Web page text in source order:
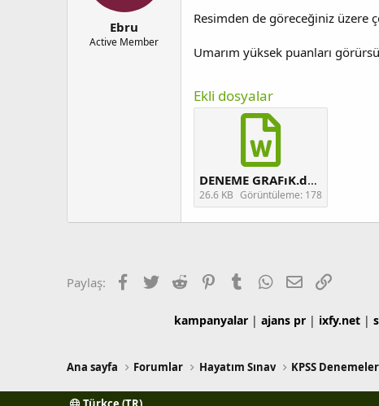
ı
ç
t
Ebru
Active Member
Resimden de göreceğiniz üzere
Umarım yüksek puanları
Ekli dosyalar
DENEME GRAFıK.docx
26.6 KB Görüntüleme: 178
Paylaş: Facebook
TwitterReddit PinterestTumblrWhatsApp
E-postaLink
kampanyalar| ajans pr| ixfy.net|
Ana sayfa Forumlar Hayatım Sınav KPSS Denemeler